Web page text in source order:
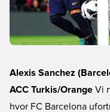
Alexis Sanchez
ACC Turkis/Orange Vi
hvor FC Barcelona